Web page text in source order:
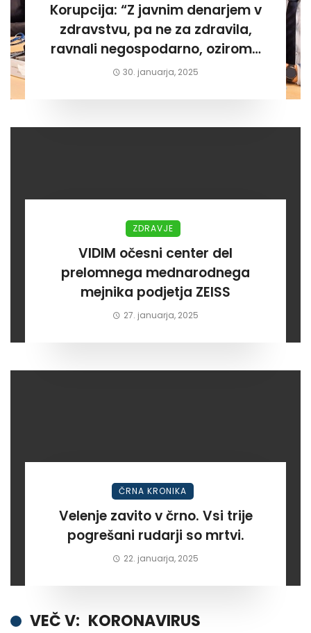
Korupcija: “Z javnim denarjem v
zdravstvu, pa ne za zdravila,
ravnali negospodarno, oziroma
za lastni žep. Tokrat na Žalskem«
30. januarja, 2025
ZDRAVJE
VIDIM očesni center del
prelomnega mednarodnega
mejnika podjetja ZEISS
27. januarja, 2025
ČRNA KRONIKA
Velenje zavito v črno. Vsi trije
pogrešani rudarji so mrtvi.
22. januarja, 2025
VEČ V: KORONAVIRUS